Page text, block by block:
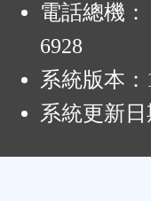
電話總機：
6928
系統版本：
系統更新日